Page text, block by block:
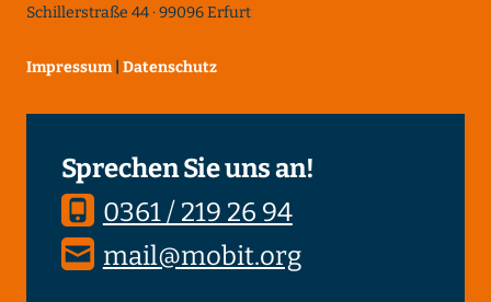
Schillerstraße 44 · 99096 Erfurt
Impressum Datenschutz
Sprechen Sie uns an!
0361 / 219 26 94
mail@mobit.org